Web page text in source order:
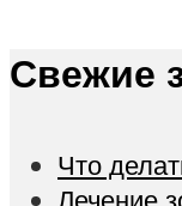
Свежие
Что